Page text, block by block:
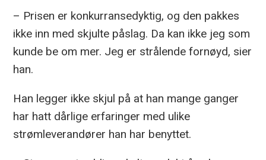
– Prisen er konkurransedyktig, og den pakkes
ikke inn med skjulte påslag. Da kan ikke jeg som
kunde be om mer. Jeg er strålende fornøyd, sier
han.
Han legger ikke skjul på at han mange ganger
har hatt dårlige erfaringer med ulike
strømleverandører han har benyttet.